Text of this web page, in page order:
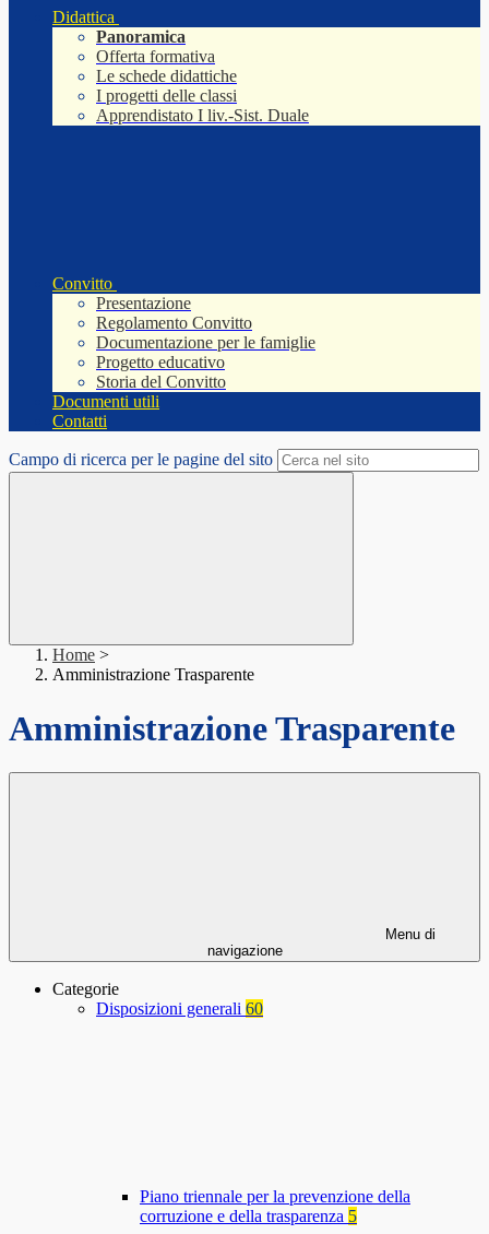
Didattica
Panoramica
Offerta formativa
Le schede didattiche
I progetti delle classi
Apprendistato I liv.-Sist. Duale
Convitto
Presentazione
Regolamento Convitto
Documentazione per le famiglie
Progetto educativo
Storia del Convitto
Documenti utili
Contatti
Campo di ricerca per le pagine del sito
Home >
Amministrazione Trasparente
Amministrazione Trasparente
Menu di
navigazione
Categorie
Disposizioni generali 60
Piano triennale per la prevenzione della
corruzione e della trasparenza 5